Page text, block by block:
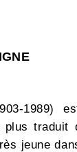
1989)
plus traduit
jeune